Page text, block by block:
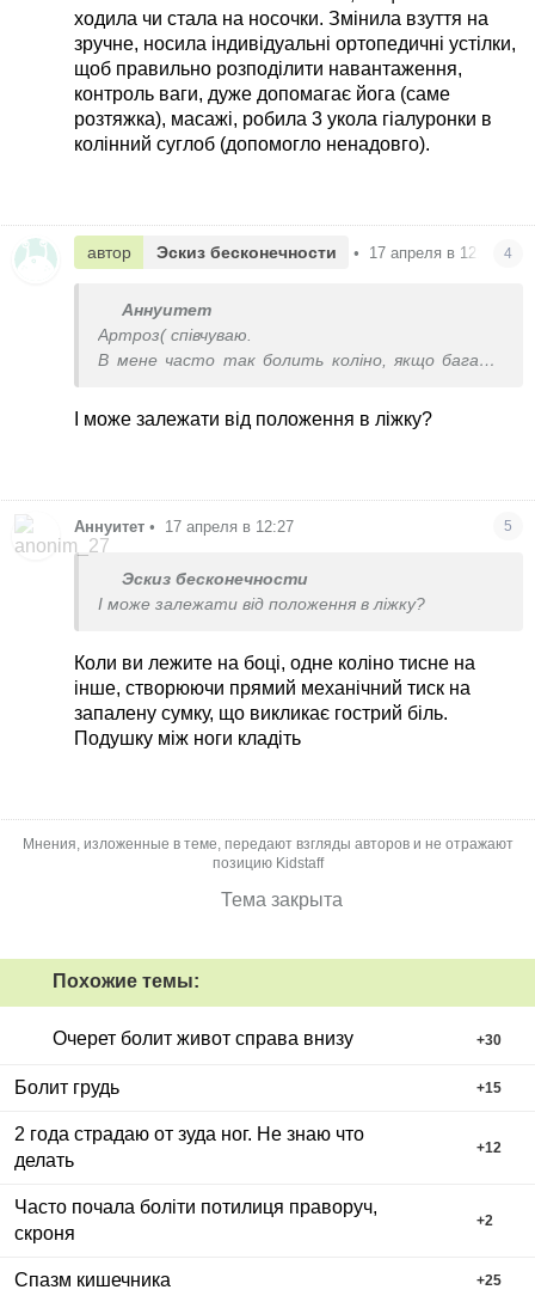
ходила чи стала на носочки. Змінила взуття на
зручне, носила індивідуальні ортопедичні устілки,
щоб правильно розподілити навантаження,
контроль ваги, дуже допомагає йога (саме
розтяжка), масажі, робила 3 укола гіалуронки в
колінний суглоб (допомогло ненадовго).
автор Эскиз бесконечности • 17 апреля в 12:19 4
Аннуитет
Артроз( співчуваю.
В мене часто так болить коліно, якщо багато
зручне, носила індивідуальні ортопедичні
ненадовго).
І може залежати від положення в ліжку?
Аннуитет • 17 апреля в 12:27 5
Эскиз бесконечности
І може залежати від положення в ліжку?
Коли ви лежите на боці, одне коліно тисне на
інше, створюючи прямий механічний тиск на
запалену сумку, що викликає гострий біль.
Подушку між ноги кладіть
Мнения, изложенные в теме, передают взгляды авторов и не отражают
позицию Kidstaff
Тема закрыта
Похожие темы:
Очерет болит живот справа внизу +30
Болит грудь +15
2 года страдаю от зуда ног. Не знаю что
делать
+12
Часто почала боліти потилиця праворуч,
скроня
+2
Спазм кишечника +25